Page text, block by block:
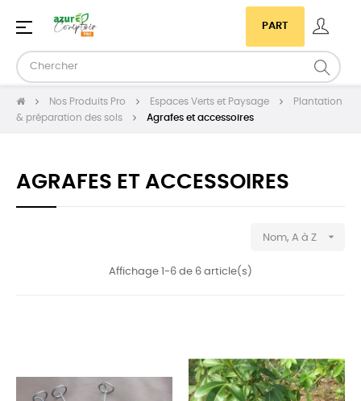
PART
Basculer
navigation
☰
Nos Produits Pro Espaces Verts et Paysage
Plantation
& préparation des sols
Agrafes et accessoires
AGRAFES ET ACCESSOIRES
Nom, A à Z 
Affichage 1-6 de 6 article(s)